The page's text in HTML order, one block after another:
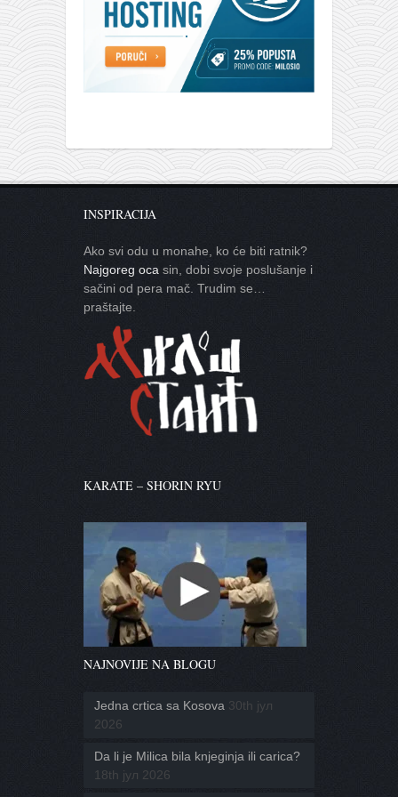
INSPIRACIJA
Ako svi odu u monahe, ko će biti ratnik?
Najgoreg oca sin, dobi svoje poslušanje i
sačini od pera mač. Trudim se…
praštajte.
KARATE – SHORIN RYU
NAJNOVIJE NA BLOGU
Jedna crtica sa Kosova 30th јул
2026
Da li je Milica bila knjeginja ili carica?
18th јул 2026